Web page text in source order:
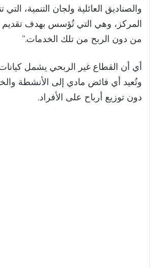
والصناديق العائلية ولجان التنمية،
المركز، وهي التي تُؤسس بهدف
من دون الربح من تلك الخدمات.”
أي أن القطاع غير الربحي يشمل
وتُعيد أي فائض مادي إلى الأنشطة
دون توزيع أرباح على الأفراد.